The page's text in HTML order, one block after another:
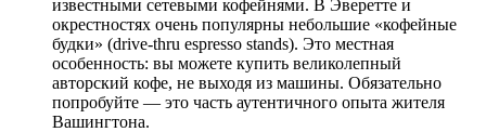
известными сетевыми кофейнями. В Эверетте и
окрестностях очень популярны небольшие «кофейные
будки» (drive-thru espresso stands). Это местная
особенность: вы можете купить великолепный
авторский кофе, не выходя из машины. Обязательно
попробуйте — это часть аутентичного опыта жителя
Вашингтона.